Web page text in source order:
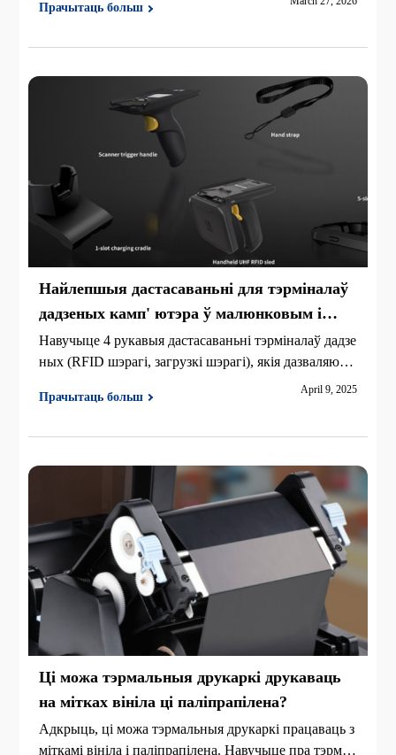
Прачытаць больш
Найлепшыя дастасаваньні для тэрміналаў
дадзеных камп' ютэра ў малюнковым і
складзе
Навучыце 4 рукавыя дастасаваньні тэрміналаў дадзе
ных (RFID шэрагі, загрузкі шэрагі), якія дазваляюць
зменшыць памылкі складу і павялічыць эфектыўнас
ць сканування.
Прачытаць больш
April 9, 2025
Ці можа тэрмальныя друкаркі друкаваць
на мітках вініла ці паліпрапілена?
Адкрыць, ці можа тэрмальныя друкаркі працаваць з
міткамі вініла і паліпрапілена. Навучыце пра тэрмал